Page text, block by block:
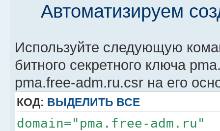
Автоматизируем
Используйте следующую
битного секретного ключа
pma.free-adm.ru.csr на его
КОД: ВЫДЕЛИТЬ ВСЕ
domain="pma.free-adm.ru"